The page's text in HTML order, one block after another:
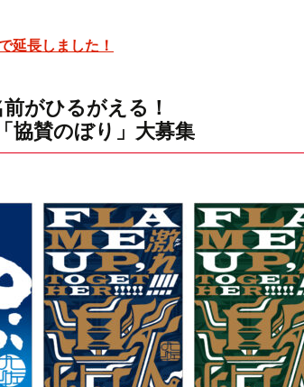
延長しました！
がひるがえる！
協賛のぼり」大募集